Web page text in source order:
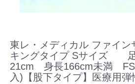
東レ・メディカル ファイ
キングタイプ Sサイズ 足
21cm 身長166cm未満
入)【股下タイプ】医療用